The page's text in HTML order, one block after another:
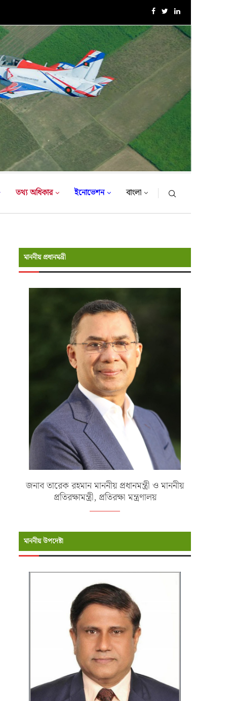
এক্সারসাইজ টাইগার লাইটনিং-২০২৬ এর উদ্বোধনী অনুষ্ঠান
তথ্য অধিকার ইনোভেশন বাংলা
মাননীয় প্রধানমন্রী
জনাব তারেক রহমান মাননীয় প্রধানমন্ত্রী ও মাননীয়
প্রতিরক্ষামন্ত্রী, প্রতিরক্ষা মন্ত্রণালয়
মাননীয় উপদেষ্টা